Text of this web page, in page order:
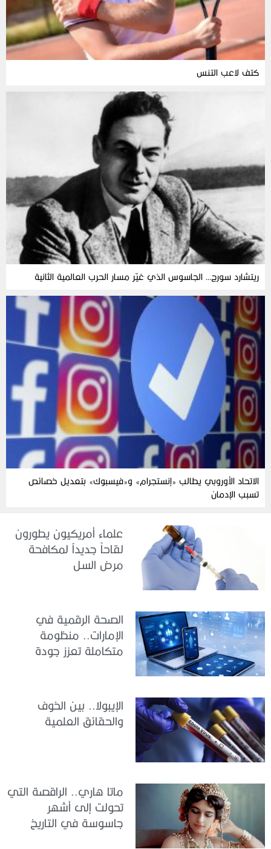
كتف لاعب التنس
ريتشارد سورج… الجاسوس الذي غيّر مسار الحرب العالمية الثانية
الاتحاد الأوروبي يطالب «إنستجرام» و«فيسبوك» بتعديل خصائص
تسبب الإدمان
علماء أمريكيون يطورون
لقاحاً جديداً لمكافحة
مرض السل
الصحة الرقمية في
الإمارات.. منظومة
متكاملة تعزز جودة
الإيبولا.. بين الخوف
والحقائق العلمية
ماتا هاري.. الراقصة التي
تحولت إلى أشهر
جاسوسة في التاريخ